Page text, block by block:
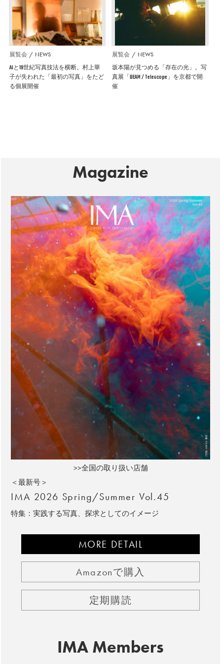
展覧会 NEWS
AIと19世紀写真技法を横断。村上華
子が失われた「最初の写真」をたど
る個展開催
展覧会 NEWS
坂本陽が見つめる「存在の光」。写
真展「BEAM / Telescope」を京都で開
催
Magazine
>>全国の取り扱い店舗
＜最新号＞
IMA 2026 Spring/Summer Vol.45
特集：実践する写真、探求としてのイメージ
MORE DETAIL
Amazonで購入
定期購読
IMA Members